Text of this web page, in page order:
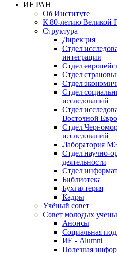
ИЕ РАН
Об Институте
К 80-летию Великой
Структура
Дирекция
Отдел
интеграции
Отдел
Отдел
Отдел
Отдел
исследований
Отдел
Восточной
Отдел
исследований
Лаборатория
Отдел научно-
деятельности
Отдел
Библиотека
Бухгалтерия
Кадры
Учёный совет
Совет молодых
Анонсы
Социальная
ИЕ - Alumni
Полезная